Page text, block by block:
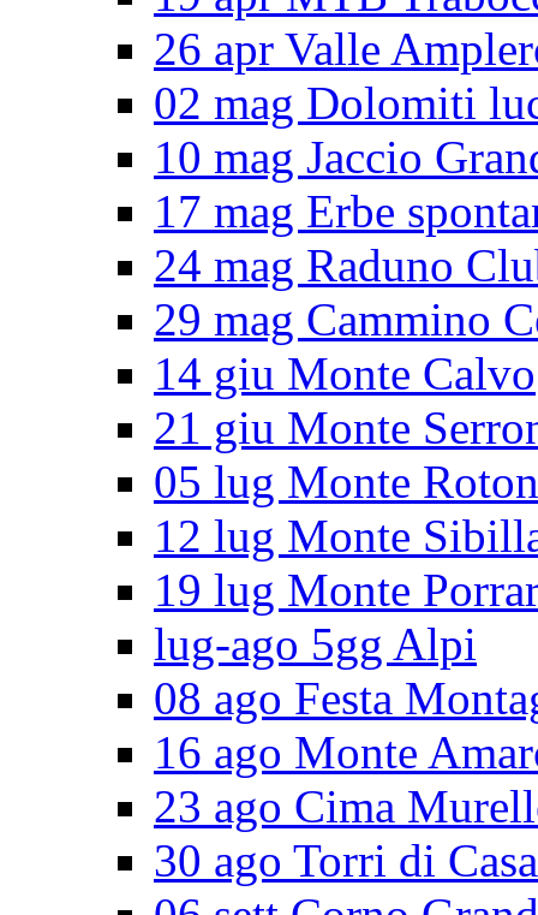
26 apr Valle
02 mag Dolomiti
10 mag Jaccio
17 mag Erbe
24 mag Raduno
29 mag Cammino
14 giu Monte Calvo
21 giu Monte
05 lug Monte
12 lug Monte
19 lug Monte
lug-ago 5gg Alpi
08 ago Festa
16 ago Monte
23 ago Cima
30 ago Torri di